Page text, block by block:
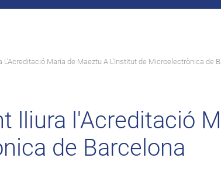
María de Maeztu A L'Institut de Microelectrònica de
lliura l'Acreditació
de Barcelona